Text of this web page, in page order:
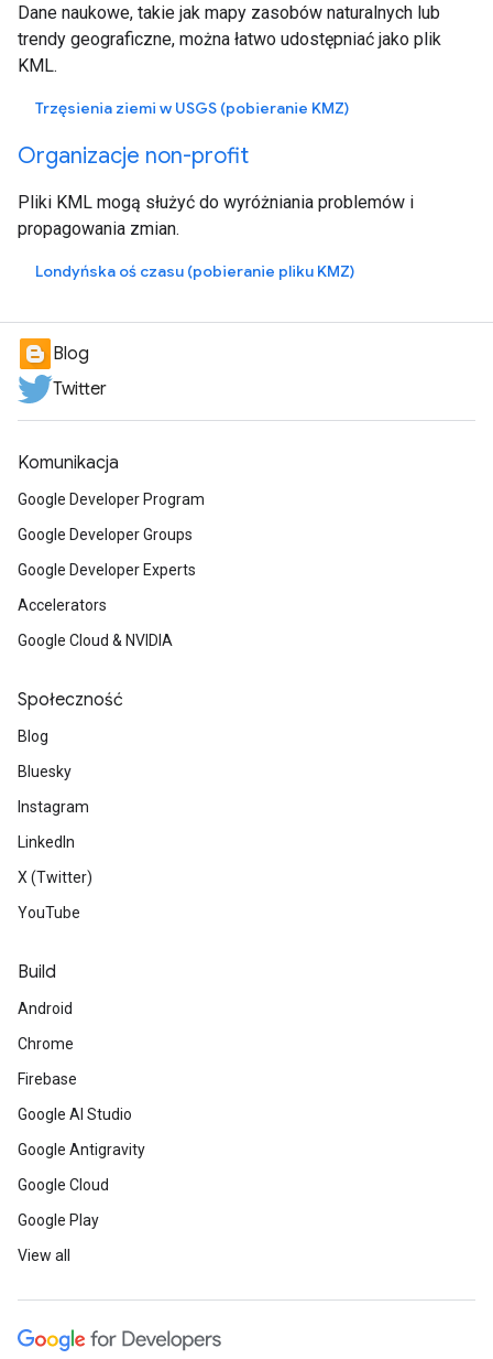
Dane naukowe, takie jak mapy zasobów naturalnych lub
trendy geograficzne, można łatwo udostępniać jako plik
KML.
Trzęsienia ziemi w USGS (pobieranie KMZ)
Organizacje non-profit
Pliki KML mogą służyć do wyróżniania problemów i
propagowania zmian.
Londyńska oś czasu (pobieranie pliku KMZ)
Blog
Twitter
Komunikacja
Google Developer Program
Google Developer Groups
Google Developer Experts
Accelerators
Google Cloud & NVIDIA
Społeczność
Blog
Bluesky
Instagram
LinkedIn
X (Twitter)
YouTube
Build
Android
Chrome
Firebase
Google AI Studio
Google Antigravity
Google Cloud
Google Play
View all